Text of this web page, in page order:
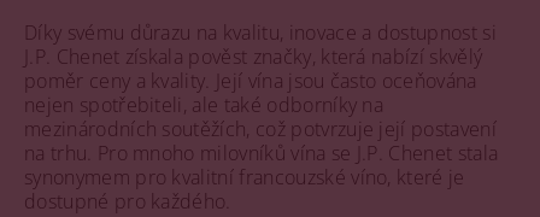
Díky svému důrazu na kvalitu, inovace a dostupnost si
J.P. Chenet získala pověst značky, která nabízí skvělý
poměr ceny a kvality. Její vína jsou často oceňována
nejen spotřebiteli, ale také odborníky na
mezinárodních soutěžích, což potvrzuje její postavení
na trhu. Pro mnoho milovníků vína se J.P. Chenet stala
synonymem pro kvalitní francouzské víno, které je
dostupné pro každého.